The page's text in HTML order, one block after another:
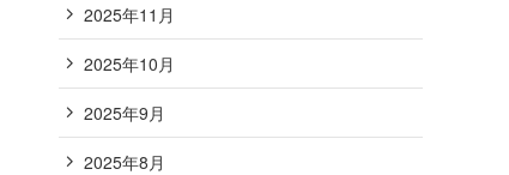
2025年11月
2025年10月
2025年9月
2025年8月